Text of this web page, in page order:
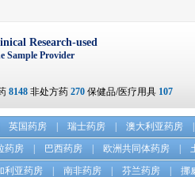
Research-used
Sample Provider
8148 非处方药 270 保健品/医疗用具 107
英国药房 瑞士药房 澳大利亚药房
药房 巴西药房 欧洲共同体药房
利亚药房 南非药房 芬兰药房 挪